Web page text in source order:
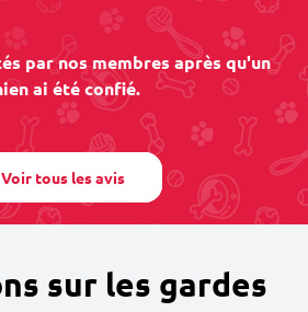
par nos membres après qu'un
ai été confié.
Voir tous les avis
sur les gardes